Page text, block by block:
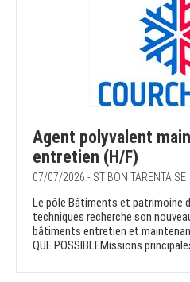
Agent polyvalent
entretien (H/F)
07/07/2026 - ST BON TARENTAISE
Le pôle Bâtiments et patrimoine
techniques recherche son
bâtiments entretien et
QUE POSSIBLEMissions